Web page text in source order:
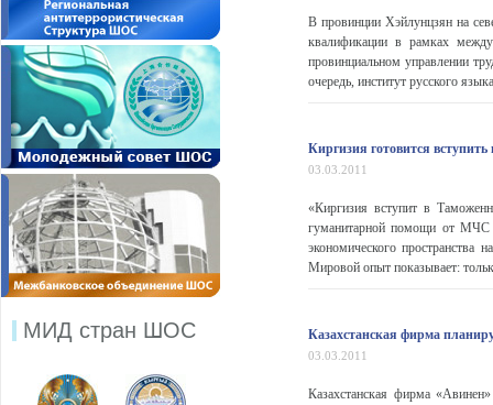
МИД стран ШОС
В провинции Хэйлунцзян на
квалификации в рамках
провинциальном управлении
очередь, институт русского
Киргизия готовится
03.03.2011
«Киргизия вступит в
гуманитарной помощи от
экономического пространства
Мировой опыт показывает:
Казахстанская фирма
03.03.2011
Казахстанская фирма